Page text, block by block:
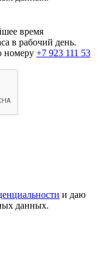
время
в рабочий день.
номеру +7 923 111 53
и даю
данных.